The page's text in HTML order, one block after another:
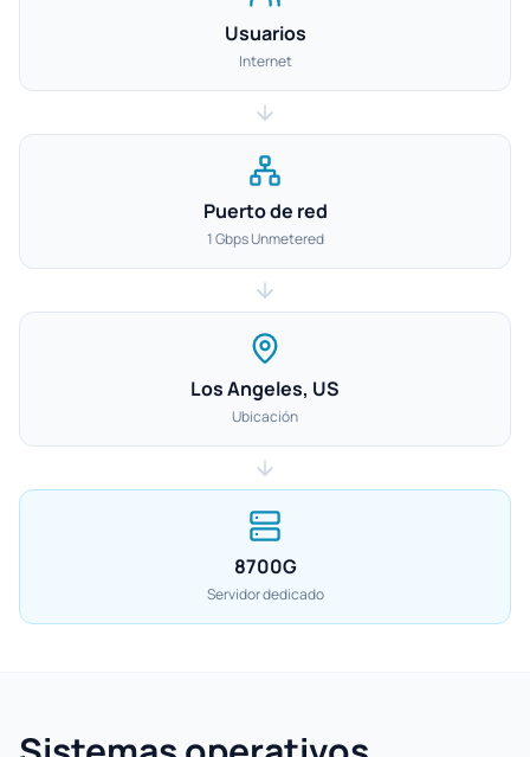
Usuarios
Internet
Puerto de red
1 Gbps Unmetered
Los Angeles, US
Ubicación
8700G
Servidor dedicado